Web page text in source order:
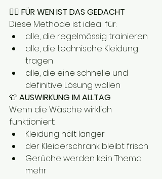
🧍‍♂️ FÜR WEN IST DAS GEDACHT
Diese Methode ist ideal für:
alle, die regelmässig trainieren
alle, die technische Kleidung
tragen
alle, die eine schnelle und
definitive Lösung wollen
👕 AUSWIRKUNG IM ALLTAG
Wenn die Wäsche wirklich
funktioniert:
Kleidung hält länger
der Kleiderschrank bleibt frisch
Gerüche werden kein Thema
mehr